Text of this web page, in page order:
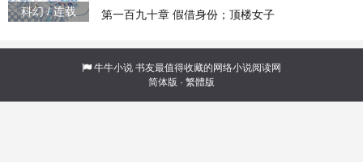
科幻 / 连载
有空间。 有人打上门？先过父母和哥哥这一关。
手，送他们一路好走。再说了，物资？他们超多
的好叭。 父母：月牙，爸妈会好好保护你的。 哥
哥：你喜欢躺平？没事，哥罩着。 一个平常的傍
晚，地球穿过了一片游荡过来的星际尘埃，未知
第一百九十章 假借身份；顶楼女子
牛牛小说 书友最值得收藏的网络小说阅读网
简体版 · 繁體版